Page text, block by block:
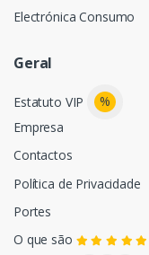
Electrónica Consumo
Geral
Estatuto VIP
%
Empresa
Contactos
Política de Privacidade
Portes
O que são